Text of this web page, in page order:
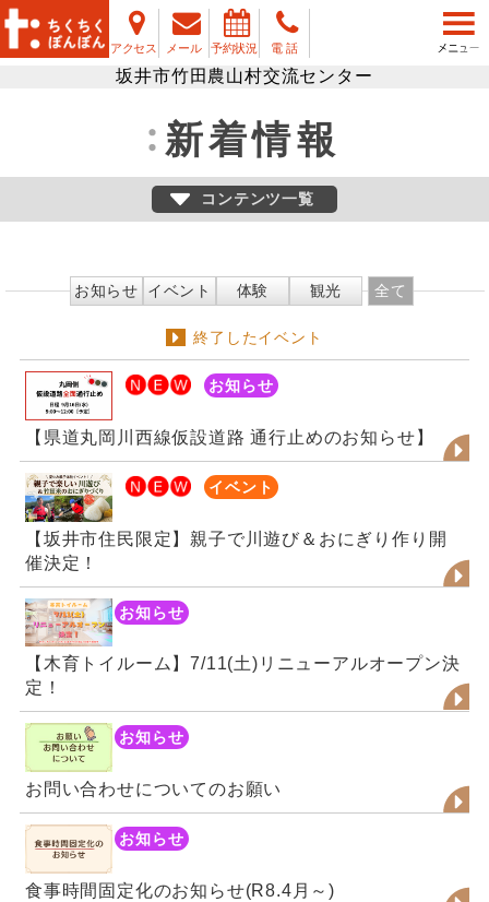
アクセス メール 予約状況 電 話
坂井市竹田農山村交流センター
新着情報
コンテンツ一覧
お知らせ イベント 体験 観光 全て
終了したイベント
お知らせ
【県道丸岡川西線仮設道路 通行止めのお知らせ】
イベント
【坂井市住民限定】親子で川遊び＆おにぎり作り開
催決定！
お知らせ
【木育トイルーム】7/11(土)リニューアルオープン決
定！
お知らせ
お問い合わせについてのお願い
お知らせ
食事時間固定化のお知らせ(R8.4月～)